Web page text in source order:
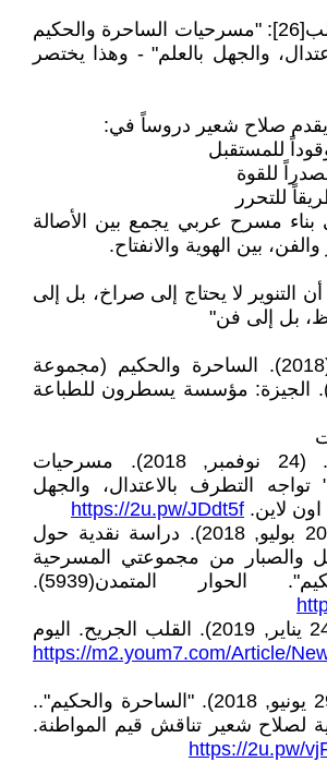
يلخص د. سلامة تعلب[26]: "مسرحيات الساحرة والحكيم
والجهل بالعلم" - وهذا يختصر
صلاح شعير دروساً في:
للمستقبل
للقوة
للتحرر
مسرح عربي يجمع بين الأصالة
بين الهوية والانفتاح.
التنوير لا يحتاج إلى صراخ، بل إلى
بل إلى فن"
(1) صلاح شعير. (2018). الساحرة والحكيم (مجموعة
الجيزة: مؤسسة يسطرون للطباعة
(1) سلامة تعلب. (24 نوفمبر, 2018). مسرحيات
تواجه التطرف بالاعتدال، والجهل
لاين. https://2u.pw/JDdt5f
(2) فايزة حلمى. (20 بوليو, 2018). دراسة نقدية حول
من مجموعتي المسرحية
الحوار المتمدن(5939).
(3) فايزة حلمى. (24 يناير, 2019). القلب الجريح. اليوم
https://m2.youm7.com/Article/
منة الله الأبيض. (29 يونيو, 2018). "الساحرة والحكيم"..
لصلاح شعير تناقش قيم المواطنة.
https://2u.pw/